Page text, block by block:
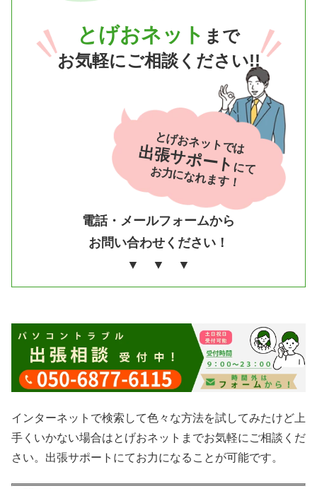
とげおネット まで
お気軽にご相談ください!!
電話・メールフォームから
お問い合わせください！
▼ ▼ ▼
とげおネットでは
出張サポートにて
お力になれます！
インターネットで検索して色々な方法を試してみたけど上
手くいかない場合はとげおネットまでお気軽にご相談くだ
さい。出張サポートにてお力になることが可能です。